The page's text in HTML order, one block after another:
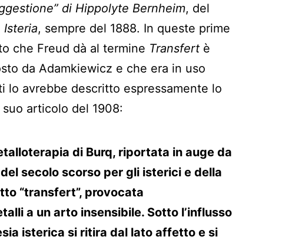
di Hippolyte Bernheim, del
Isteria, sempre del 1888. In queste prime
che Freud dà al termine Transfert è
da Adamkiewicz e che era in uso
lo avrebbe descritto espressamente lo
articolo del 1908:
di Burq, riportata in auge da
secolo scorso per gli isterici e della
“transfert”, provocata
a un arto insensibile. Sotto l’influsso
isterica si ritira dal lato affetto e si